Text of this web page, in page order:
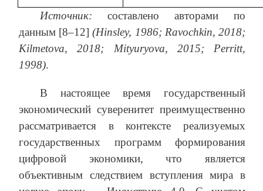
Источник: составлено авторами по
данным [8–12](Hinsley, 1986; Ravochkin, 2018;
Kilmetova, 2018; Mityuryova, 2015; Perritt,
1998).
В настоящее время государственный
экономический суверенитет преимущественно
рассматривается в контексте реализуемых
государственных программ формирования
цифровой экономики, что является
объективным следствием вступления мира в